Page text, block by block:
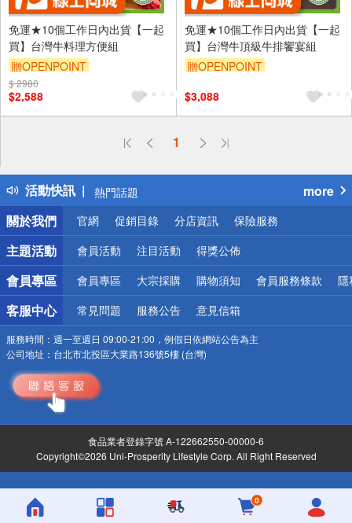
免運★10個工作日內出貨【一起
買】台灣牛料理方便組
贈OPENPOINT
$ 2980
$2,588
免運★10個工作日內出貨【一起
買】台灣牛頂級牛排饗宴組
贈OPENPOINT
$3,088
1
活動快訊
偏遠地區配送
得獎公告
熱門話題
銀行優惠
偏遠地區配送
詐騙網頁！請小心！
more
關於我們
官網 促銷目錄 分店資訊 保險服務
主題活動 會員活動 注目活動 得獎公佈
會員專區 會員專區 大宗採購 購物須知 會員服務條款 隱
客服中心 常見問題 服務公告 意見信箱
服務時間： 週一至週日 09:00-21:00，例假日依網站公告為主
公司地址： 台北市北投區大業路136號5樓 (台灣)
食品業者登錄字號 A-122662550-00000-6
Copyright©2026 Uni-Prosperity Lifestyle Corp. All Right Reserved
0